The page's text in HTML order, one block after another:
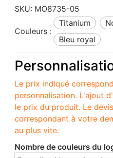
SKU: MO8735-05
Couleurs :
titanium
bleu royal
Le prix indiqué
personnalisation. L'ajout
le prix du produit. Le
correspondant à votre
au plus vite.
Nombre de couleurs du